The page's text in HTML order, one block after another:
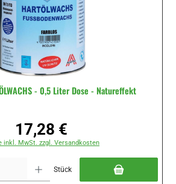
- 0,5 Liter Dose - Natureffekt
Regulärer Preis:
17,28 €
inkl. MwSt. zzgl. Versandkosten
Stück